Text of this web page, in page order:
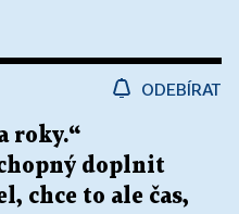
ODEBÍRAT
roky.“
doplnit
chce to ale čas,